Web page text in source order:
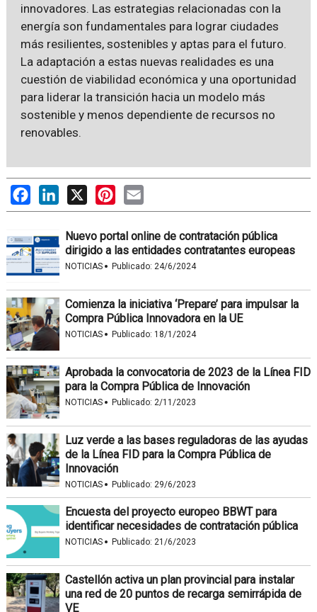
innovadores. Las estrategias relacionadas con la
energía son fundamentales para lograr ciudades
más resilientes, sostenibles y aptas para el futuro.
La adaptación a estas nuevas realidades es una
cuestión de viabilidad económica y una oportunidad
para liderar la transición hacia un modelo más
sostenible y menos dependiente de recursos no
renovables.
FacebookLinkedIn
X PinterestEmail
Nuevo portal online de contratación pública
dirigido a las entidades contratantes europeas
NOTICIAS · Publicado: 24/6/2024
Comienza la iniciativa ‘Prepare’ para impulsar la
Compra Pública Innovadora en la UE
NOTICIAS · Publicado: 18/1/2024
Aprobada la convocatoria de 2023 de la Línea FID
para la Compra Pública de Innovación
NOTICIAS · Publicado: 2/11/2023
Luz verde a las bases reguladoras de las ayudas
de la Línea FID para la Compra Pública de
Innovación
NOTICIAS · Publicado: 29/6/2023
Encuesta del proyecto europeo BBWT para
identificar necesidades de contratación pública
NOTICIAS · Publicado: 21/6/2023
Castellón activa un plan provincial para instalar
una red de 20 puntos de recarga semirrápida de
VE